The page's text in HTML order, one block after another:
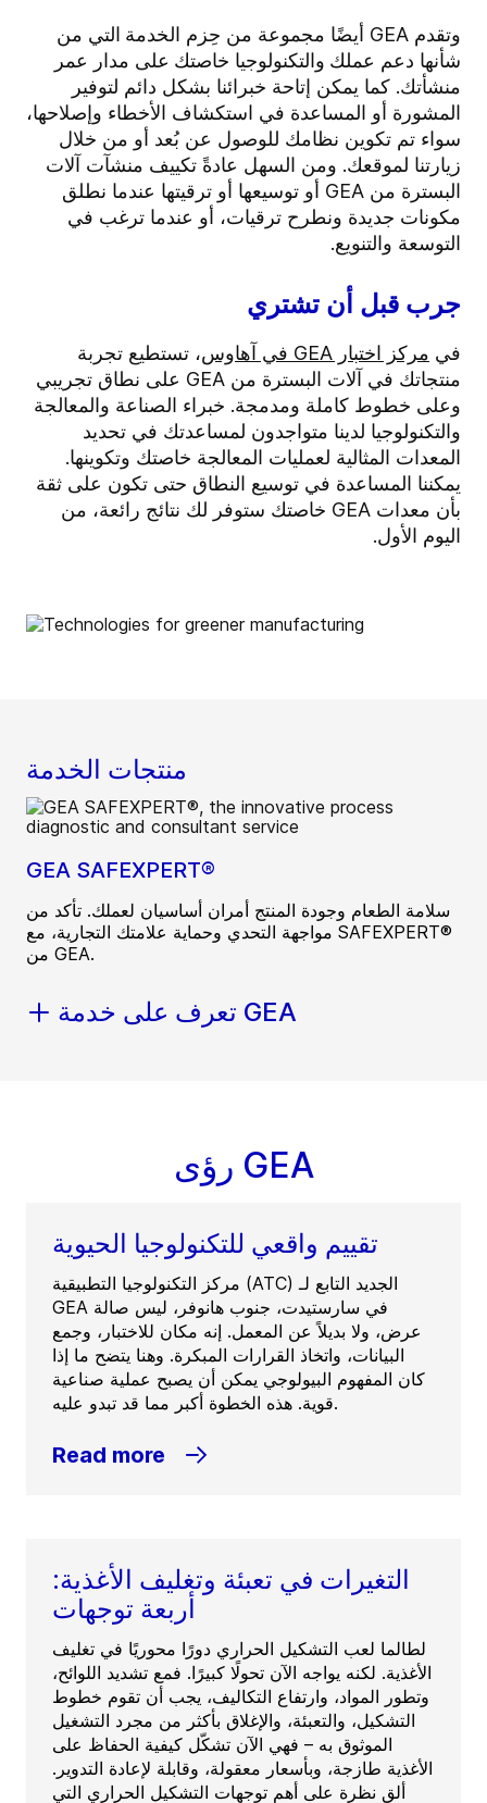
وتقدم GEA أيضًا مجموعة من حِزم الخدمة التي من
شأنها دعم عملك والتكنولوجيا خاصتك على مدار عمر
منشأتك. كما يمكن إتاحة خبرائنا بشكل دائم لتوفير
المشورة أو المساعدة في استكشاف الأخطاء وإصلاحها،
سواء تم تكوين نظامك للوصول عن بُعد أو من خلال
زيارتنا لموقعك. ومن السهل عادةً تكييف منشآت آلات
البسترة من GEA أو توسيعها أو ترقيتها عندما نطلق
مكونات جديدة ونطرح ترقيات، أو عندما ترغب في
التوسعة والتنويع.
جرب قبل أن تشتري
في مركز اختبار GEA في آهاوس
، تستطيع تجربة
منتجاتك في آلات البسترة من GEA على نطاق تجريبي
وعلى خطوط كاملة ومدمجة. خبراء الصناعة والمعالجة
والتكنولوجيا لدينا متواجدون لمساعدتك في تحديد
المعدات المثالية لعمليات المعالجة خاصتك وتكوينها.
يمكننا المساعدة في توسيع النطاق حتى تكون على ثقة
بأن معدات GEA خاصتك ستوفر لك نتائج رائعة، من
اليوم الأول.
منتجات الخدمة
GEA SAFEXPERT®
سلامة الطعام وجودة المنتج أمران أساسيان لعملك. تأكد من
مواجهة التحدي وحماية علامتك التجارية، مع SAFEXPERT®
من GEA.
تعرف على خدمة GEA
رؤى GEA
تقييم واقعي للتكنولوجيا الحيوية
مركز التكنولوجيا التطبيقية (ATC) الجديد التابع لـ
GEA في سارستيدت، جنوب هانوفر، ليس صالة
عرض، ولا بديلاً عن المعمل. إنه مكان للاختبار، وجمع
البيانات، واتخاذ القرارات المبكرة. وهنا يتضح ما إذا
كان المفهوم البيولوجي يمكن أن يصبح عملية صناعية
قوية. هذه الخطوة أكبر مما قد تبدو عليه.
Read more
التغيرات في تعبئة وتغليف الأغذية:
أربعة توجهات
لطالما لعب التشكيل الحراري دورًا محوريًا في تغليف
الأغذية. لكنه يواجه الآن تحولًا كبيرًا. فمع تشديد اللوائح،
وتطور المواد، وارتفاع التكاليف، يجب أن تقوم خطوط
التشكيل، والتعبئة، والإغلاق بأكثر من مجرد التشغيل
الموثوق به – فهي الآن تشكّل كيفية الحفاظ على
الأغذية طازجة، وبأسعار معقولة، وقابلة لإعادة التدوير.
ألقِ نظرة على أهم توجهات التشكيل الحراري التي